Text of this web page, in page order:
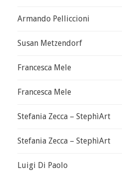
Armando Pelliccioni
Susan Metzendorf
Francesca Mele
Francesca Mele
Stefania Zecca – StephìArt
Stefania Zecca – StephìArt
Luigi Di Paolo